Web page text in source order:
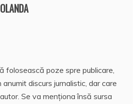
folosească poze spre publicare,
discurs jurnalistic, dar care
Se va menționa însă sursa